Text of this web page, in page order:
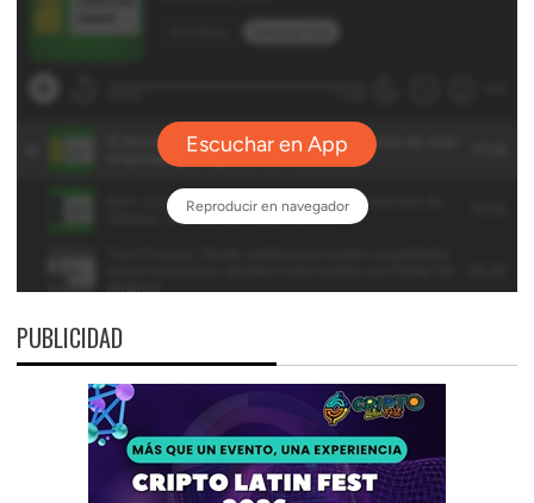
PUBLICIDAD